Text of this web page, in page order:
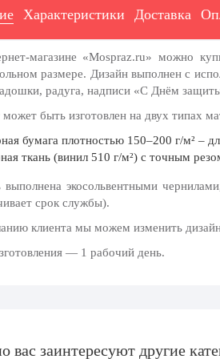
День работника органов
оформление
Христово
Татьянин день
День Святого Валентина
женский
Характеристики Доставка
магазине «Mospraz.ru» можно
размере. Дизайн выполнен с
радуга, надписи «С Днём
может быть изготовлен на двух типах
бумага плотностью 150–200 г/м² –
ткань (винил 510 г/м²) с точным
выполнена экосольвентными
срок службы).
клиента мы можем изменить
— 1 рабочий день.
вас заинтересуют другие